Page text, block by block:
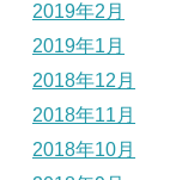
2019年2月
2019年1月
2018年12月
2018年11月
2018年10月